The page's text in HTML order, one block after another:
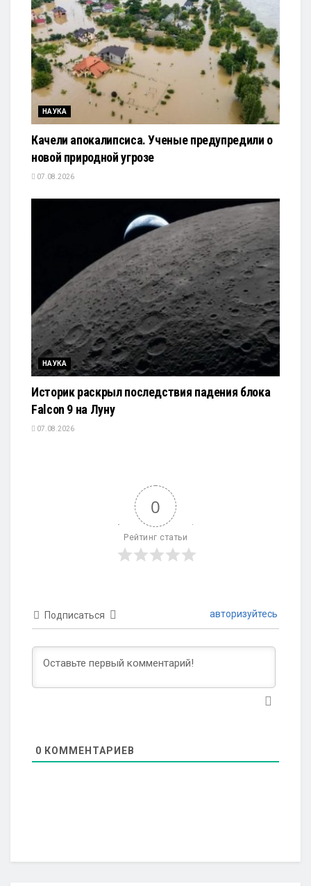
НАУКА
Качели апокалипсиса. Ученые предупредили о
новой природной угрозе
07.08.2026
НАУКА
Историк раскрыл последствия падения блока
Falcon 9 на Луну
07.08.2026
0
Рейтинг статьи
Подписаться авторизуйтесь
0 КОММЕНТАРИЕВ